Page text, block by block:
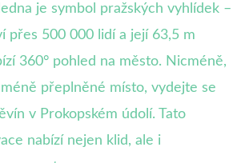
je symbol pražských vyhlídek –
přes 500 000 lidí a její 63,5 m
360° pohled na město. Nicméně,
přeplněné místo, vydejte se
v Prokopském údolí. Tato
nabízí nejen klid, ale i